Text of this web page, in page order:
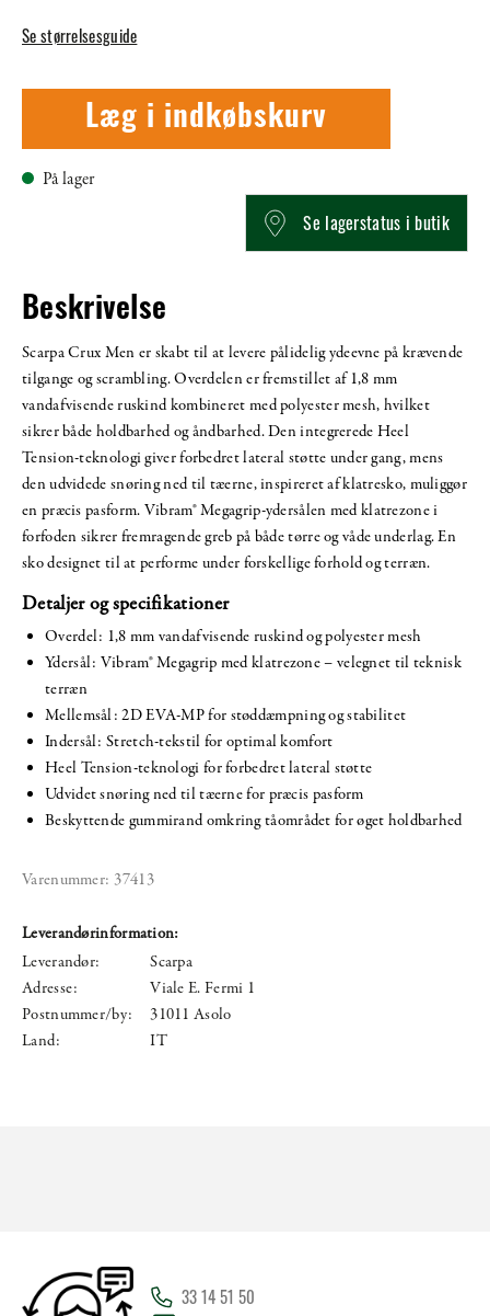
Se størrelsesguide
Læg i indkøbskurv
På lager
Se lagerstatus i butik
Beskrivelse
Scarpa Crux Men er skabt til at levere pålidelig ydeevne på krævende
tilgange og scrambling. Overdelen er fremstillet af 1,8 mm
vandafvisende ruskind kombineret med polyester mesh, hvilket
sikrer både holdbarhed og åndbarhed. Den integrerede Heel
Tension-teknologi giver forbedret lateral støtte under gang, mens
den udvidede snøring ned til tæerne, inspireret af klatresko, muliggør
en præcis pasform. Vibram® Megagrip-ydersålen med klatrezone i
forfoden sikrer fremragende greb på både tørre og våde underlag. En
sko designet til at performe under forskellige forhold og terræn.
Detaljer og specifikationer
Overdel: 1,8 mm vandafvisende ruskind og polyester mesh
Ydersål: Vibram® Megagrip med klatrezone – velegnet til teknisk
terræn
Mellemsål: 2D EVA-MP for støddæmpning og stabilitet
Indersål: Stretch-tekstil for optimal komfort
Heel Tension-teknologi for forbedret lateral støtte
Udvidet snøring ned til tæerne for præcis pasform
Beskyttende gummirand omkring tåområdet for øget holdbarhed
Varenummer: 37413
Leverandørinformation:
Leverandør:
Scarpa
Adresse:
Viale E. Fermi 1
Postnummer/by:
31011 Asolo
Land:
IT
33 14 51 50